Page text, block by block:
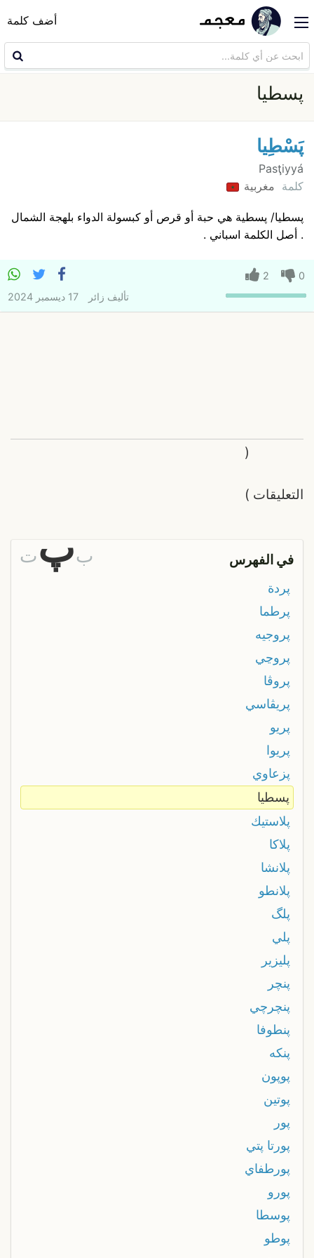
أضف كلمة
پسطيا
پَسْطِيا
Pasţiyyá
كلمة مغربية
پسطيا/ پسطية هي حبة أو قرص أو كبسولة الدواء بلهجة الشمال
. أصل الكلمة اسباني .
0
2
تأليف زائر 17 ديسمبر 2024
التعليقات
(
)
في الفهرس بپت
پردة
پرطما
پروجيه
پروڃي
پروڤا
پريڤاسي
پريو
پريوا
پزعاوي
پسطيا
پلاستيك
پلاكا
پلانشا
پلانطو
پلگ
پلي
پليزير
پنچر
پنچرچي
پنطوفا
پنكه
پوپون
پوتين
پور
پورتا پتي
پورطفاي
پورو
پوسطا
پوطو